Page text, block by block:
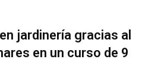
jardinería gracias al
en un curso de 9